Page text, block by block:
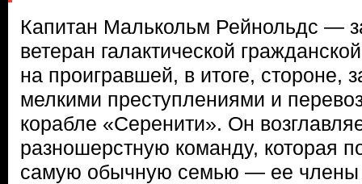
Капитан Малькольм Рейнольдс —
ветеран галактической
на проигравшей, в итоге, стороне,
мелкими преступлениями и
корабле «Серенити». Он
разношерстную команду, которая
самую обычную семью — ее члены